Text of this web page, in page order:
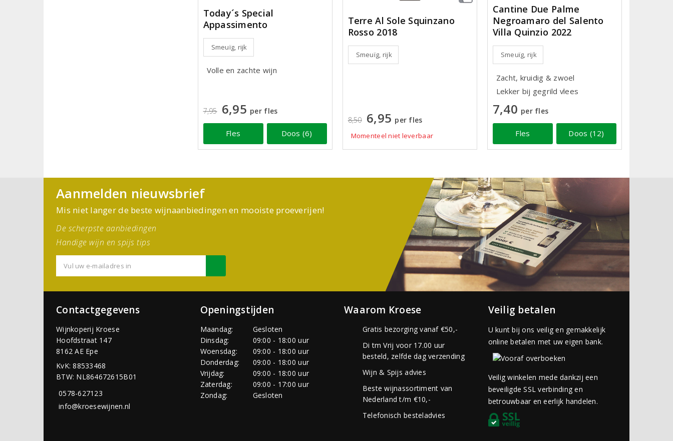
Today´s Special
Appassimento
Smeuïg, rijk
Volle en zachte wijn
7,95 6,95 per fles
Fles Doos (6)
Terre Al Sole Squinzano
Rosso 2018
Smeuïg, rijk
8,50 6,95 per fles
Momenteel niet leverbaar
Cantine Due Palme
Negroamaro del Salento
Villa Quinzio 2022
Smeuïg, rijk
Zacht, kruidig & zwoel
Lekker bij gegrild vlees
7,40 per fles
Fles Doos (12)
Aanmelden nieuwsbrief
Mis niet langer de beste wijnaanbiedingen en mooiste proeverijen!
De scherpste aanbiedingen
Handige wijn en spijs tips
Contactgegevens
Wijnkoperij Kroese
Hoofdstraat 147
8162 AE Epe
KvK: 88533468
BTW: NL864672615B01
0578-627123
info@kroesewijnen.nl
Openingstijden
Maandag:
Gesloten
Dinsdag:
09:00 - 18:00 uur
Woensdag:
09:00 - 18:00 uur
Donderdag:
09:00 - 18:00 uur
Vrijdag:
09:00 - 18:00 uur
Zaterdag:
09:00 - 17:00 uur
Zondag:
Gesloten
Waarom Kroese
Gratis bezorging vanaf €50,-
Di tm Vrij voor 17.00 uur
besteld, zelfde dag verzending
Wijn & Spijs advies
Beste wijnassortiment van
Nederland t/m €10,-
Telefonisch besteladvies
Veilig betalen
U kunt bij ons veilig en gemakkelijk
online betalen met uw eigen bank.
Veilig winkelen mede dankzij een
beveiligde SSL verbinding en
betrouwbaar en eerlijk handelen.